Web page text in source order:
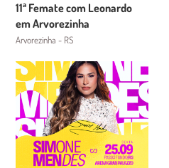
11ª Femate com Leonardo
em Arvorezinha
Arvorezinha - RS